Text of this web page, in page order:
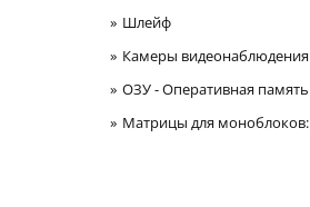
Шлейф
Камеры видеонаблюдения
ОЗУ - Оперативная память
Матрицы для моноблоков: